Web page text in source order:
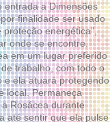
entrada a Dimensões
finalidade ser usado
proteção energética”,
onde se encontre.
em um lugar preferido
trabalho, com todo o
e ela atuará protegendo
local. Permaneça
Rosácea durante
até sentir que ela pulse